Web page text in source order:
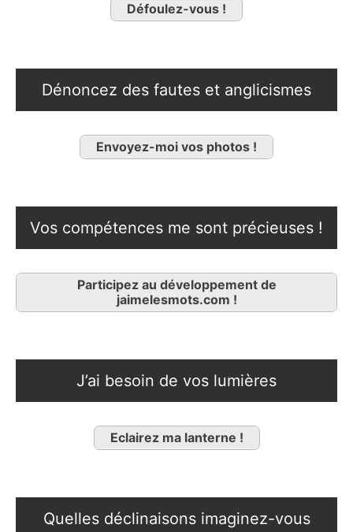
Défoulez-vous !
Dénoncez des fautes et anglicismes
Envoyez-moi vos photos !
Vos compétences me sont précieuses !
Participez au développement de
jaimelesmots.com !
J’ai besoin de vos lumières
Eclairez ma lanterne !
Quelles déclinaisons imaginez-vous